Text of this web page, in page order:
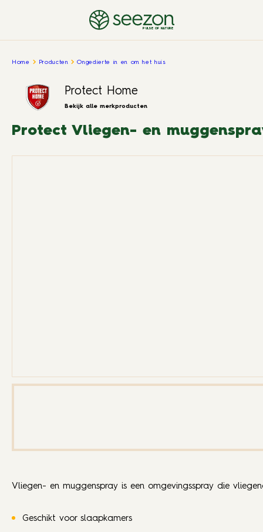
PULSE OF NATURE
Home Producten Ongedierte in en om het huis
Protect Home
Bekijk alle merkproducten
Protect Vliegen- en
Vliegen- en muggenspray is een omgevingsspray die
Geschikt voor slaapkamers